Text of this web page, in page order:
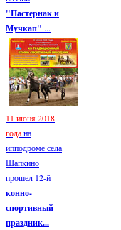
"Пастернак и
Мучкап"....
11 июня 2018
годана
ипподроме села
Шапкино
прошел 12-й
конно-
спортивный
праздник...